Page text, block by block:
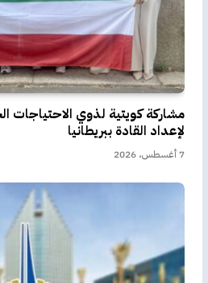
مشاركة كويتية لذوي الاحتياجات
لإعداد القادة ببريطانيا
7 أغسطس، 2026